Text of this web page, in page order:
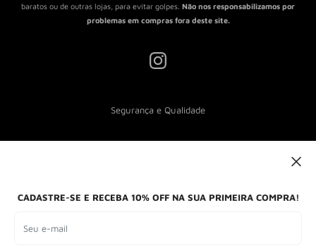
CADASTRE-SE E RECEBA 10% OFF NA SUA PRIMEIRA COMPRA!
Seu e-mail
baratos ou de outras lojas, para evitar golpes. Não nos responsabilizamos por
problemas em compras fora deste site.
Segurança e Qualidade